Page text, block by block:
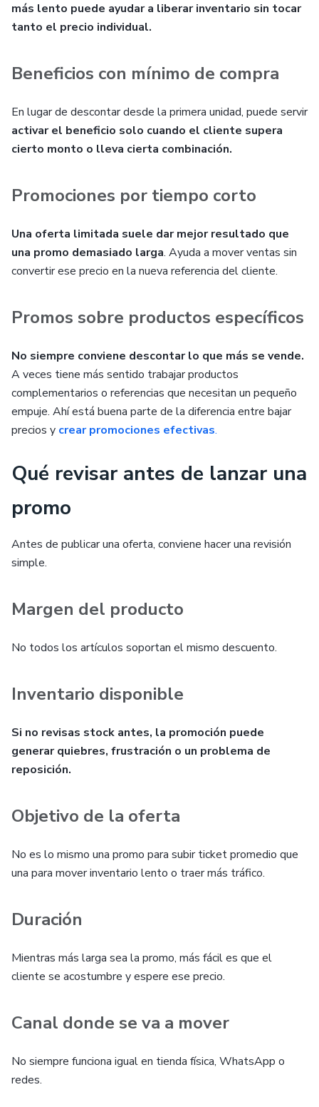
más lento puede ayudar a liberar inventario sin tocar
tanto el precio individual.
Beneficios con mínimo de compra
En lugar de descontar desde la primera unidad, puede servir
activar el beneficio solo cuando el cliente supera
cierto monto o lleva cierta combinación.
Promociones por tiempo corto
Una oferta limitada suele dar mejor resultado que
una promo demasiado larga. Ayuda a mover ventas sin
convertir ese precio en la nueva referencia del cliente.
Promos sobre productos específicos
No siempre conviene descontar lo que más se vende.
A veces tiene más sentido trabajar productos
complementarios o referencias que necesitan un pequeño
empuje. Ahí está buena parte de la diferencia entre bajar
precios y crear promociones efectivas.
Qué revisar antes de lanzar una
promo
Antes de publicar una oferta, conviene hacer una revisión
simple.
Margen del producto
No todos los artículos soportan el mismo descuento.
Inventario disponible
Si no revisas stock antes, la promoción puede
generar quiebres, frustración o un problema de
reposición.
Objetivo de la oferta
No es lo mismo una promo para subir ticket promedio que
una para mover inventario lento o traer más tráfico.
Duración
Mientras más larga sea la promo, más fácil es que el
cliente se acostumbre y espere ese precio.
Canal donde se va a mover
No siempre funciona igual en tienda física, WhatsApp o
redes.